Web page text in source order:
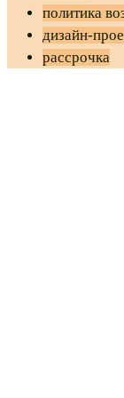
политика
дизайн-
рассрочка